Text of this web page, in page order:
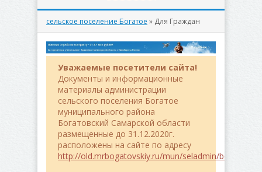
сельское поселение Богатое » Для Граждан
Уважаемые посетители сайта!
Документы и информационные
материалы администрации
сельского поселения Богатое
муниципального района
Богатовский Самарской области
размещенные до 31.12.2020г.
расположены на сайте по адресу
http://old.mrbogatovskiy.ru/mun/seladmin/bogatoe/